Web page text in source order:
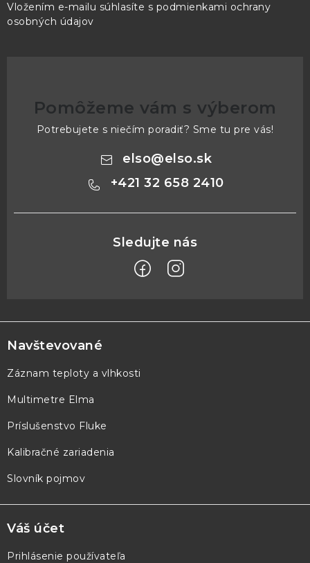
Vložením e-mailu súhlasíte s podmienkami ochrany
osobných údajov
Pomôžeme vám s výberom
Potrebujete s niečím poradiť? Sme tu pre vás!
elso@elso.sk
+421 32 658 2410
á
p
ä
e
Navštevované
Záznam teploty a vlhkosti
Multimetre Elma
Príslušenstvo Fluke
Kalibračné zariadenia
Slovník pojmov
Váš účet
Prihlásenie používateľa